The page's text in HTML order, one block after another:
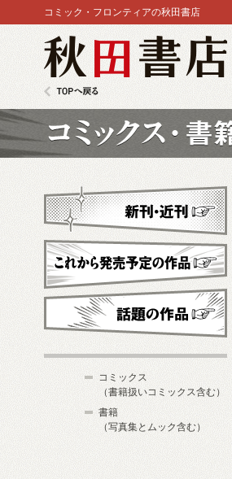
コミック・フロンティアの秋田書店
新刊・近刊
これから発売予定
コミックス
（書籍扱いコミックス含む）
書籍
（写真集とムック含む）